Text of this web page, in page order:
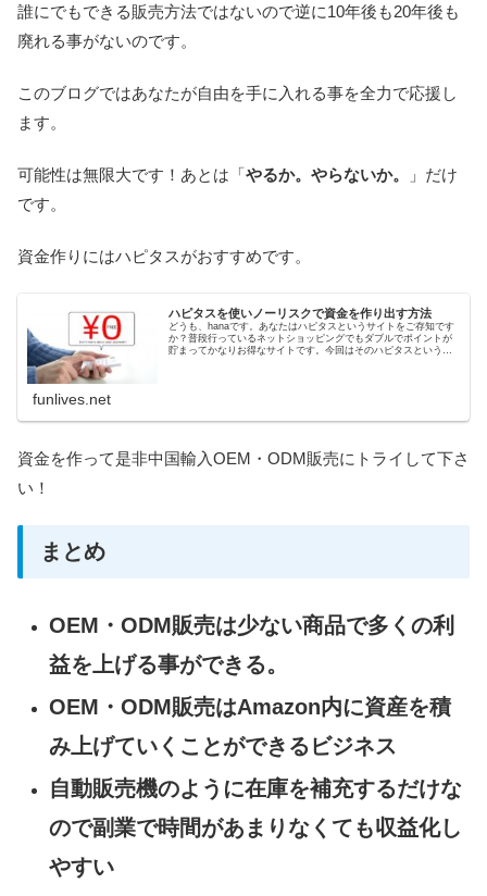
誰にでもできる販売方法ではないので逆に10年後も20年後も
廃れる事がないのです。
このブログではあなたが自由を手に入れる事を全力で応援し
ます。
可能性は無限大です！あとは「やるか。やらないか。
」だけ
です。
資金作りにはハピタスがおすすめです。
ハピタスを使いノーリスクで資金を作り出す方法
どうも、hanaです。あなたはハピタスというサイトをご存知です
か？普段行っているネットショッピングでもダブルでポイントが
貯まってかなりお得なサイトです。今回はそのハピタスというポ
funlives.net
資金を作って是非中国輸入OEM・ODM販売にトライして下さ
い！
まとめ
OEM・ODM販売は少ない商品で多くの利
益を上げる事ができる。
OEM・ODM販売はAmazon内に資産を積
み上げていくことができるビジネス
自動販売機のように在庫を補充するだけな
ので副業で時間があまりなくても収益化し
やすい